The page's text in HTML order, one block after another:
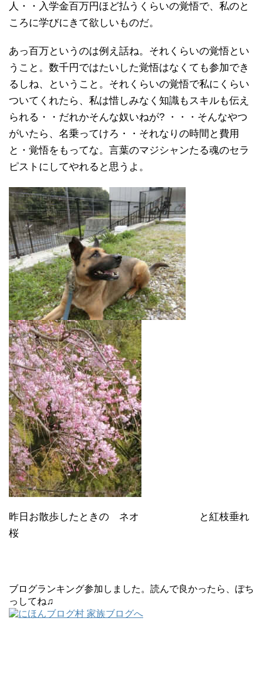
人・・入学金百万円ほど払うくらいの覚悟で、私のと
ころに学びにきて欲しいものだ。
あっ百万というのは例え話ね。それくらいの覚悟とい
うこと。数千円ではたいした覚悟はなくても参加でき
るしね、ということ。それくらいの覚悟で私にくらい
ついてくれたら、私は惜しみなく知識もスキルも伝え
られる・・だれかそんな奴いねが? ・・・そんなやつ
がいたら、名乗ってけろ・・それなりの時間と費用
と・覚悟をもってな。言葉のマジシャンたる魂のセラ
ピストにしてやれると思うよ。
昨日お散歩したときの ネオ と紅枝垂れ
桜
ブログランキング参加しました。読んで良かったら、ぽち
っしてね♫